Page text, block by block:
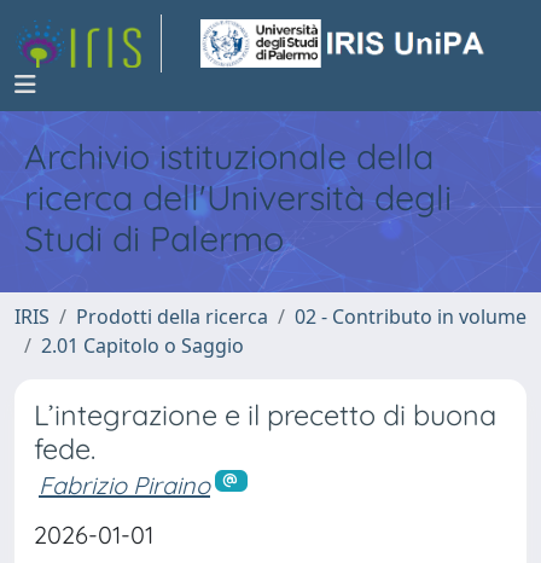
Archivio istituzionale della
ricerca dell'Università degli
Studi di Palermo
IRIS Prodotti della ricerca
02 - Contributo in volume
2.01 Capitolo o Saggio
L’integrazione e il precetto di buona
fede.
Fabrizio Piraino
2026-01-01